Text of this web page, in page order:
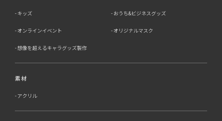
キッズ おうち&ビジネスグッズ
オンラインイベント オリジナルマスク
想像を超えるキャラグッズ製作
素材
アクリル